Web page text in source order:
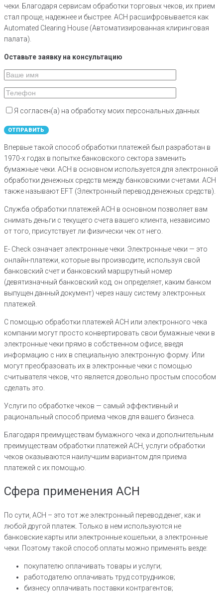
чеки. Благодаря сервисам обработки торговых чеков, их прием
стал проще, надежнее и быстрее. ACH расшифровывается как
Automated Clearing House (Автоматизированная клиринговая
палата).
Оставьте заявку на консультацию
Я согласен(а) на обработку моих персональных данных
Впервые такой способ обработки платежей был разработан в
1970-х годах в попытке банковского сектора заменить
бумажные чеки. ACH в основном используется для электронной
обработки денежных средств между банковскими счетами. ACH
также называют EFT (Электронный перевод денежных средств).
Служба обработки платежей ACH в основном позволяет вам
снимать деньги с текущего счета вашего клиента, независимо
от того, присутствует ли физически чек от него.
E- Check означает электронные чеки. Электронные чеки — это
онлайн-платежи, которые вы производите, используя свой
банковский счет и банковский маршрутный номер
(девятизначный банковский код, он определяет, каким банком
выпущен данный документ) через нашу систему электронных
платежей.
С помощью обработки платежей ACH или электронного чека
компании могут просто конвертировать свои бумажные чеки в
электронные чеки прямо в собственном офисе, введя
информацию с них в специальную электронную форму. Или
могут преобразовать их в электронные чеки с помощью
считывателя чеков, что является довольно простым способом
сделать это.
Услуги по обработке чеков — самый эффективный и
рациональный способ приема чеков для вашего бизнеса.
Благодаря преимуществам бумажного чека и дополнительным
преимуществам обработки платежей ACH, услуги обработки
чеков оказываются наилучшим вариантом для приема
платежей с их помощью.
Сфера применения АСН
По сути, АСН – это тот же электронный перевод денег, как и
любой другой платеж. Только в нем используются не
банковские карты или электронные кошельки, а электронные
чеки. Поэтому такой способ оплаты можно применять везде:
покупателю оплачивать товары и услуги;
работодателю оплачивать труд сотрудников;
бизнесу оплачивать поставки контрагентов;